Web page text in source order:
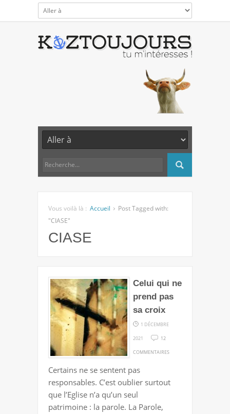
Vous voilà là : Accueil
Post Tagged with:
"CIASE"
CIASE
Celui qui ne
prend pas
sa croix
1 DÉCEMBRE
2021 12
COMMENTAIRES
NE
Certains ne se sentent pas
responsables. C’est oublier surtout
que l’Eglise n’a qu’un seul
patrimoine : la parole. La Parole,